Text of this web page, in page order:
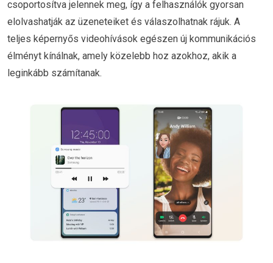
csoportosítva jelennek meg, így a felhasználók gyorsan
elolvashatják az üzeneteiket és válaszolhatnak rájuk. A
teljes képernyős videohívások egészen új kommunikációs
élményt kínálnak, amely közelebb hoz azokhoz, akik a
leginkább számítanak.